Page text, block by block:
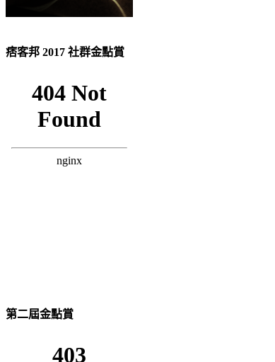
痞客邦 2017 社群金點賞
第二屆金點賞